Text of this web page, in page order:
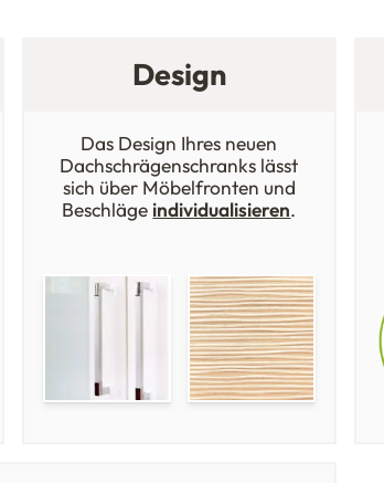
Design
Das Design Ihres neuen
Dachschrägenschranks lässt
sich über Möbelfronten und
Beschläge individualisieren.